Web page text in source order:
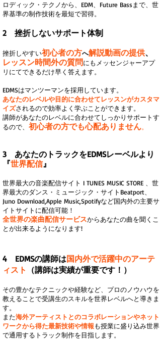
ロディック・テクノから、EDM、Future Bassまで、世
界基準の制作技術を最短で習得。
2 挫折しないサポート体制
挫折しやすい初心者の方へ解説動画の提供、
レッスン時間外の質問にもメッセンジャーアプ
リにてできるだけ早く答えます。
EDMSはマンツーマンを採用しています。
あなたのレベルや目的に合わせてレッスンがカスタマ
イズされるので効率よく学ぶことができます。
講師があなたのレベルに合わせてしっかりサポートす
るので、 初心者の方でも心配ありません。
3 あなたのトラックをEDMSレーベルより
『世界配信』
世界最大の音楽配信サイト I TUNES MUSIC STORE 、世
界最大のダンス・ミュージック・サイト​Beatport、
Juno Download,Apple Music,Spotifyなど国内外の主要サ
イトサイトに配信可能！
全世界の楽曲配信サービスからあなたの曲を聞くこ
とが出来るようになります!
4 EDMSの講師は国内外で活躍中のアーテ
ィスト
（講師は実績が重要です！）
その豊かなテクニックや経験など、プロのノウハウを
教えることで受講生のスキルを世界レベルへと導きま
す。
また海外アーティストとのコラボレーションやネット
ワークから得た最新技術や情報も授業に盛り込み世界
で通用するトラック制作を目指します。